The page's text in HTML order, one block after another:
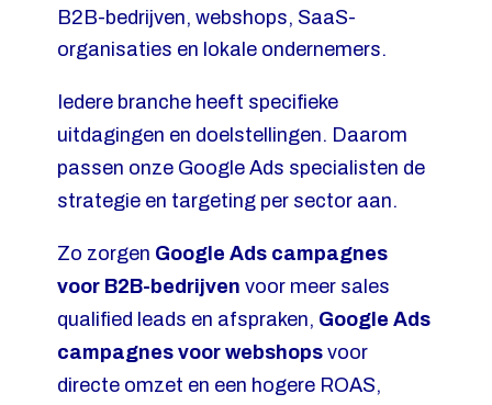
B2B-bedrijven, webshops, SaaS-
organisaties en lokale ondernemers.
Iedere branche heeft specifieke
uitdagingen en doelstellingen. Daarom
passen onze Google Ads specialisten de
strategie en targeting per sector aan.
Zo zorgen Google Ads campagnes
voor B2B-bedrijven voor meer sales
qualified leads en afspraken, Google Ads
campagnes voor webshops voor
directe omzet en een hogere ROAS,